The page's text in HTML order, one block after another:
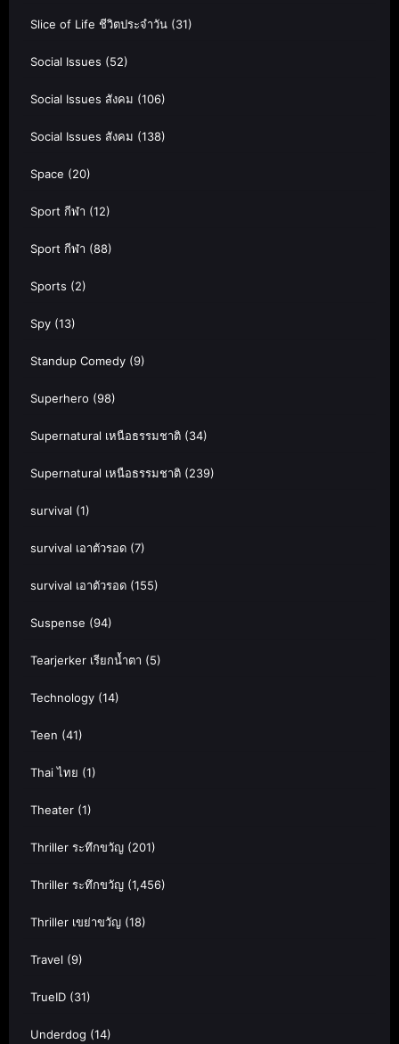
Slice of Life ชีวิตประจำวัน (31)
Social Issues (52)
Social Issues สังคม (106)
Social Issues สังคม (138)
Space (20)
Sport กีฬา (12)
Sport กีฬา (88)
Sports (2)
Spy (13)
Standup Comedy (9)
Superhero (98)
Supernatural เหนือธรรมชาติ (34)
Supernatural เหนือธรรมชาติ (239)
survival (1)
survival เอาตัวรอด (7)
survival เอาตัวรอด (155)
Suspense (94)
Tearjerker เรียกน้ำตา (5)
Technology (14)
Teen (41)
Thai ไทย (1)
Theater (1)
Thriller ระทึกขวัญ (201)
Thriller ระทึกขวัญ (1,456)
Thriller เขย่าขวัญ (18)
Travel (9)
TrueID (31)
Underdog (14)